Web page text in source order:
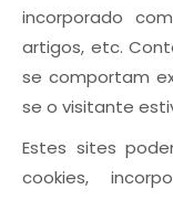
incorporado
artigos, etc.
se comportam
se o visitante
Estes sites
cookies,